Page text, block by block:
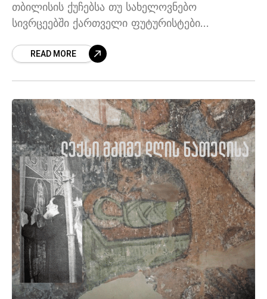
თბილისის ქუჩებსა თუ სახელოვნებო
სივრცეებში ქართველი ფუტურისტები
ძირითადი მიმართულება იკვეთებოდა:
ასპარეზზე გამოსვლამდე, თბილისს
READ MORE